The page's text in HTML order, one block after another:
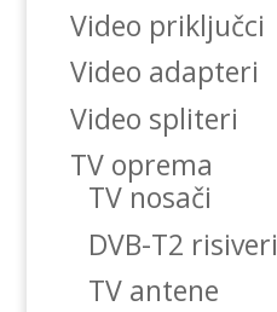
Video priključci
Video adapteri
Video spliteri
TV oprema
TV nosači
DVB-T2 risiveri
TV antene